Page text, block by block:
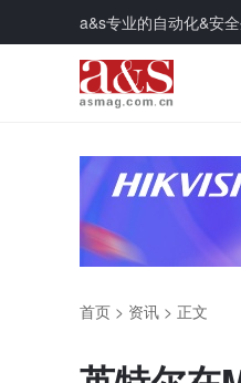
a&s专业的自动化&安
首页 > 资讯 > 正文